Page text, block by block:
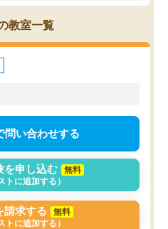
由・自己
て、なに
がよか
に自習
ありま
ことでした。更に子供の
けてらっしゃいますので
教室一覧
問い合わせする
を申し込む
無料
トに追加する）
請求する
無料
トに追加する）